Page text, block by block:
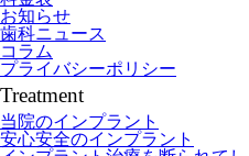
お知らせ
歯科ニュース
コラム
プライバシーポリシー
Treatment
当院のインプラント
安心安全のインプラント